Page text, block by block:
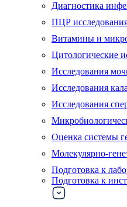
Диагностика
ПЦР
Витамины и
Цитологические
Исследования
Исследования кала
Исследования
Оценка системы
Молекулярно-
Подготовка к
Подготовка к